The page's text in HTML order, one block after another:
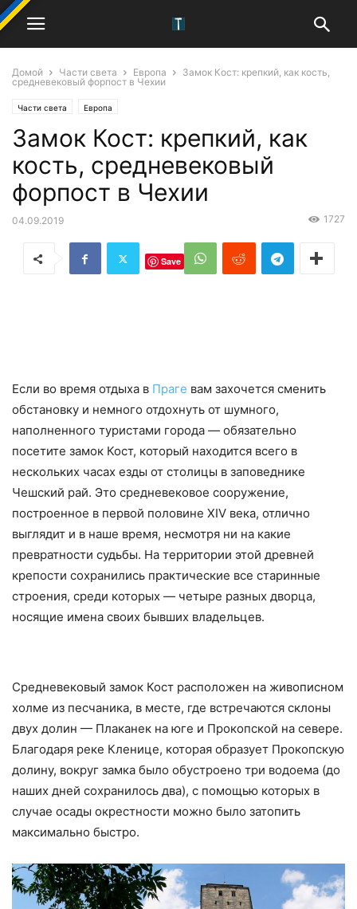
Домой Части света Европа
Замок Кост: крепкий, как кость,
средневековый форпост в Чехии
Части света Европа
Замок Кост: крепкий, как
кость, средневековый
форпост в Чехии
04.09.2019 1727
Save
Если во время отдыха в Праге вам захочется сменить
обстановку и немного отдохнуть от шумного,
наполненного туристами города — обязательно
посетите замок Кост, который находится всего в
нескольких часах езды от столицы в заповеднике
Чешский рай. Это средневековое сооружение,
построенное в первой половине XIV века, отлично
выглядит и в наше время, несмотря ни на какие
превратности судьбы. На территории этой древней
крепости сохранились практические все старинные
строения, среди которых — четыре разных дворца,
носящие имена своих бывших владельцев.
Средневековый замок Кост расположен на живописном
холме из песчаника, в месте, где встречаются склоны
двух долин — Плаканек на юге и Прокопской на севере.
Благодаря реке Кленице, которая образует Прокопскую
долину, вокруг замка было обустроено три водоема (до
наших дней сохранилось два), с помощью которых в
случае осады окрестности можно было затопить
максимально быстро.